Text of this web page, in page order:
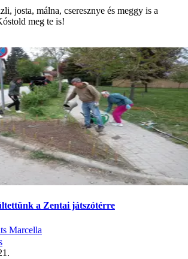
josta, málna, cseresznye és meggy is a
meg te is!
a Zentai játszótérre
Marcella